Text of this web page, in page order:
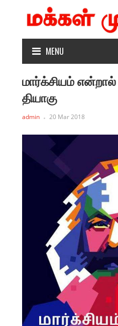
MENU
மார்க்சியம்
தியாகு
admin 20 Mar 2018